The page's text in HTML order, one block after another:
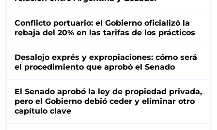
Conflicto portuario: el Gobierno oficializó la
rebaja del 20% en las tarifas de los prácticos
Desalojo exprés y expropiaciones: cómo será
el procedimiento que aprobó el Senado
El Senado aprobó la ley de propiedad privada,
pero el Gobierno debió ceder y eliminar otro
capítulo clave